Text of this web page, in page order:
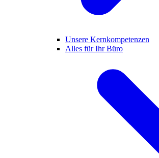
Unsere Kernkompetenzen
Alles für Ihr Büro